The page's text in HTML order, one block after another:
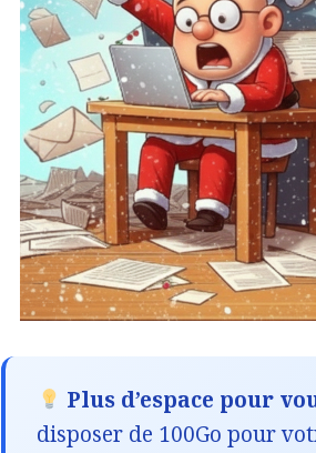
Plus d’espace pour
disposer de 100Go pour